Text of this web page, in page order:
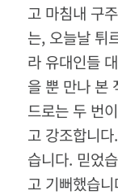
고 마침내 구
는, 오늘날 튀
라 유대인들
을 뿐 만나 본
드로는 두 번
고 강조합니
습니다. 믿었
고 기뻐했습